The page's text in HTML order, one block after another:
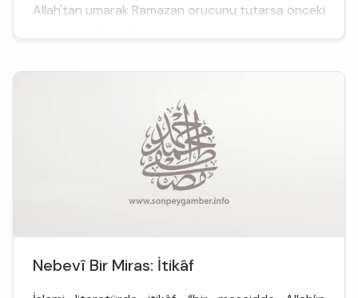
Allah'tan umarak Ramazan orucunu tutarsa önceki
Oruç İslam dışında diğer dinlerde de yer alan bir
Nebevî Bir Miras: İtikâf